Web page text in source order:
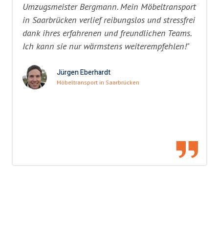
Umzugsmeister Bergmann. Mein Möbeltransport
in Saarbrücken verlief reibungslos und stressfrei
dank ihres erfahrenen und freundlichen Teams.
Ich kann sie nur wärmstens weiterempfehlen!"
Jürgen Eberhardt
Möbeltransport in Saarbrücken